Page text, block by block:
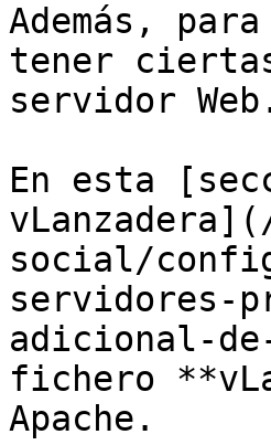
Además,
tener
servidor
En esta
social/
servidores-
adicional-
fichero
Apache.